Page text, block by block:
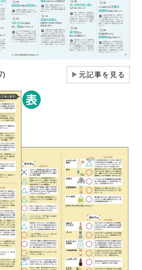
▶元記事を見る